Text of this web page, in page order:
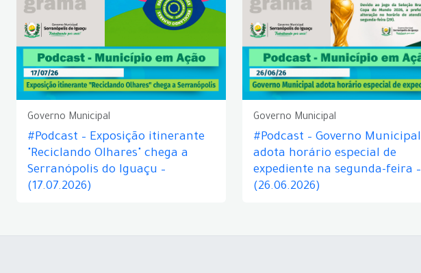
Governo Municipal
#Podcast – Exposição itinerante
"Reciclando Olhares" chega a
Serranópolis do Iguaçu –
(17.07.2026)
Governo Municipal
#Podcast – Governo Municipal
adota horário especial de
expediente na segunda-feira –
(26.06.2026)